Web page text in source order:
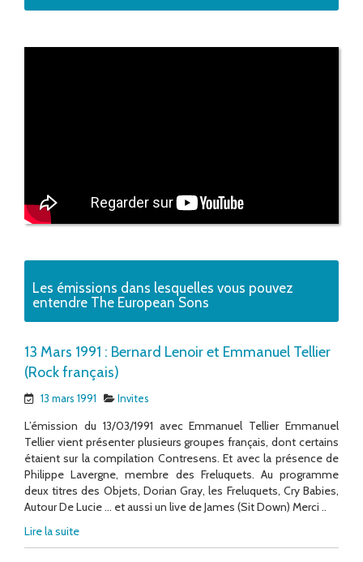
Les émissions dans lesquelles vous pouvez
entendre The European Sons
13 Mars 1991 : Bernard Lenoir et Emmanuel Tellier
(Rock français)
13 mars 1991 Invites
L’émission du 13/03/1991 avec Emmanuel Tellier Emmanuel
Tellier vient présenter plusieurs groupes français, dont certains
étaient sur la compilation Contresens. Et avec la présence de
Philippe Lavergne, membre des Freluquets. Au programme
deux titres des Objets, Dorian Gray, les Freluquets, Cry Babies,
Autour De Lucie … et aussi un live de James (Sit Down) Merci ..
Lire la suite